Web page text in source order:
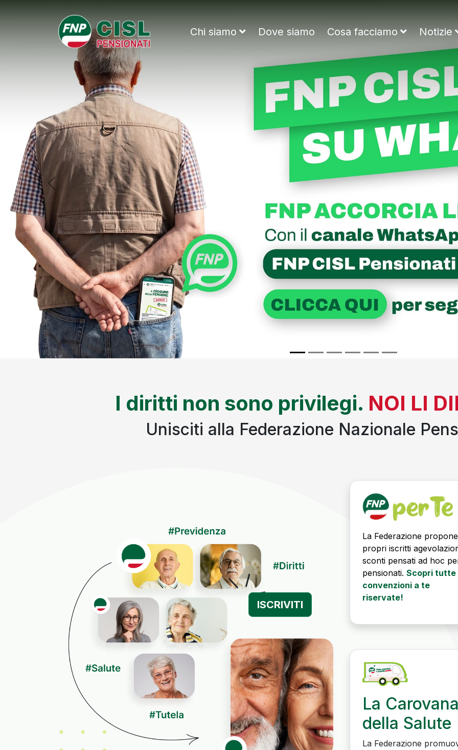
Chi siamo Dove siamo Cosa facciamo Notizie
Previous
I diritti non sono privilegi. NOI LI
Unisciti alla Federazione Nazionale
ISCRIVITI
La Federazione
propri iscritti
sconti pensati ad hoc
pensionati. Scopri tutte
convenzioni a te
riservate!
La Carovana
della Salute
La Federazione